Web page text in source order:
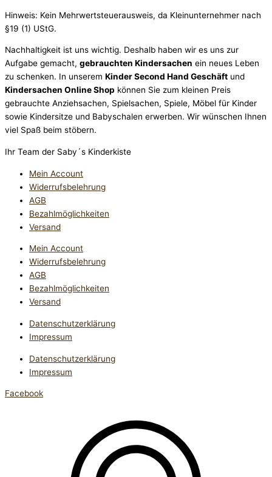
Hinweis: Kein Mehrwertsteuerausweis, da Kleinunternehmer nach
§19 (1) UStG.
Nachhaltigkeit ist uns wichtig. Deshalb haben wir es uns zur
Aufgabe gemacht, gebrauchten Kindersachen ein neues Leben
zu schenken. In unserem Kinder Second Hand Geschäft und
Kindersachen Online Shop können Sie zum kleinen Preis
gebrauchte Anziehsachen, Spiel­sachen, Spiele, Möbel für Kinder
sowie Kindersitze und Babyschalen erwerben. Wir wünschen Ihnen
viel Spaß beim stöbern.
Ihr Team der Saby´s Kinderkiste
Mein Account
Widerrufsbelehrung
AGB
Bezahlmöglichkeiten
Versand
Mein Account
Widerrufsbelehrung
AGB
Bezahlmöglichkeiten
Versand
Datenschutzerklärung
Impressum
Datenschutzerklärung
Impressum
Facebook